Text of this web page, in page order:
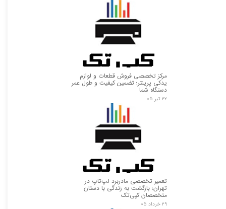
مرکز تخصصی فروش قطعات و لوازم
یدکی پرینتر؛ تضمین کیفیت و طول عمر
دستگاه شما
۲۲ تیر ۰۵
تعمیر تخصصی مادربرد لپ‌تاپ در
تهران؛ بازگشت به زندگی با دستان
متخصصان کپی‌تک
۲۹ خرداد ۰۵